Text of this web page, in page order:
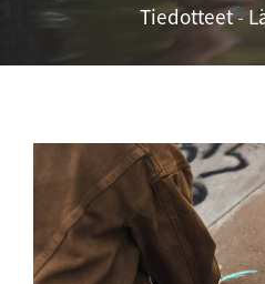
Tiedotteet-